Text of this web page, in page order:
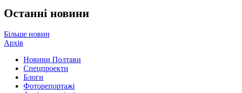
Останні новини
Більше новин
Архів
Новини Полтави
Спецпроекти
Блоги
Фоторепортажі